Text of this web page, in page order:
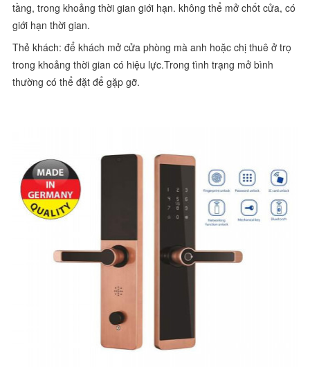
tầng, trong khoảng thời gian giới hạn. không thể mở chốt cửa, có
giới hạn thời gian.
Thẻ khách: để khách mở cửa phòng mà anh hoặc chị thuê ở trọ
trong khoảng thời gian có hiệu lực.Trong tình trạng mở bình
thường có thể đặt để gặp gỡ.